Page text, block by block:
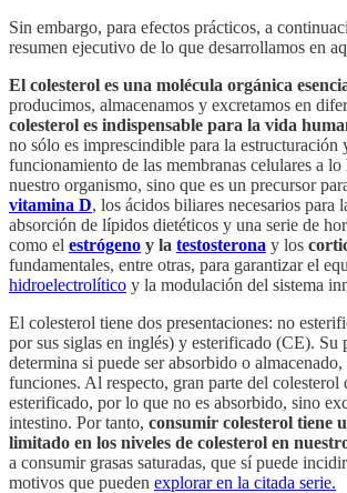
Sin embargo, para efectos prácticos, a
resumen ejecutivo de lo que desarrollamos en
El colesterol es una molécula orgánica
producimos, almacenamos y excretamos en
colesterol es indispensable para la vida
no sólo es imprescindible para la estructuración
funcionamiento de las membranas celulares a
nuestro organismo, sino que es un precursor
vitamina D, los ácidos biliares necesarios para
absorción de lípidos dietéticos y una serie de
como el estrógeno y la testosterona y los
fundamentales, entre otras, para garantizar el
hidroelectrolítico y la modulación del sistema
El colesterol tiene dos presentaciones: no
por sus siglas en inglés) y esterificado (CE). Su
determina si puede ser absorbido o almacenado,
funciones. Al respecto, gran parte del colesterol
esterificado, por lo que no es absorbido, sino
intestino. Por tanto, consumir colesterol tiene
limitado en los niveles de colesterol en
a consumir grasas saturadas, que sí puede
motivos que pueden explorar en la citada serie.